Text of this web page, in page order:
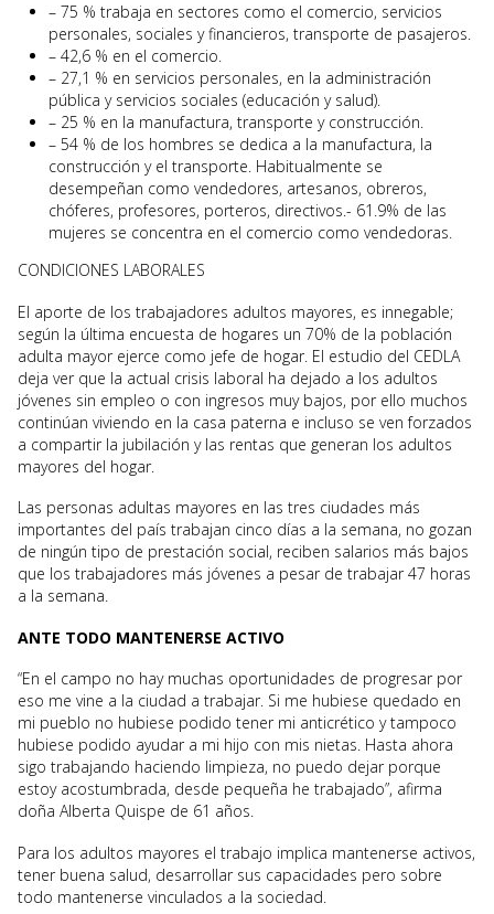
– 75 % trabaja en sectores como el comercio, servicios
personales, sociales y financieros, transporte de pasajeros.
– 42,6 % en el comercio.
– 27,1 % en servicios personales, en la administración
pública y servicios sociales (educación y salud).
– 25 % en la manufactura, transporte y construcción.
– 54 % de los hombres se dedica a la manufactura, la
construcción y el transporte. Habitualmente se
desempeñan como vendedores, artesanos, obreros,
chóferes, profesores, porteros, directivos.- 61.9% de las
mujeres se concentra en el comercio como vendedoras.
CONDICIONES LABORALES
El aporte de los trabajadores adultos mayores, es innegable;
según la última encuesta de hogares un 70% de la población
adulta mayor ejerce como jefe de hogar. El estudio del CEDLA
deja ver que la actual crisis laboral ha dejado a los adultos
jóvenes sin empleo o con ingresos muy bajos, por ello muchos
continúan viviendo en la casa paterna e incluso se ven forzados
a compartir la jubilación y las rentas que generan los adultos
mayores del hogar.
Las personas adultas mayores en las tres ciudades más
importantes del país trabajan cinco días a la semana, no gozan
de ningún tipo de prestación social, reciben salarios más bajos
que los trabajadores más jóvenes a pesar de trabajar 47 horas
a la semana.
ANTE TODO MANTENERSE ACTIVO
“En el campo no hay muchas oportunidades de progresar por
eso me vine a la ciudad a trabajar. Si me hubiese quedado en
mi pueblo no hubiese podido tener mi anticrético y tampoco
hubiese podido ayudar a mi hijo con mis nietas. Hasta ahora
sigo trabajando haciendo limpieza, no puedo dejar porque
estoy acostumbrada, desde pequeña he trabajado”, afirma
doña Alberta Quispe de 61 años.
Para los adultos mayores el trabajo implica mantenerse activos,
tener buena salud, desarrollar sus capacidades pero sobre
todo mantenerse vinculados a la sociedad.